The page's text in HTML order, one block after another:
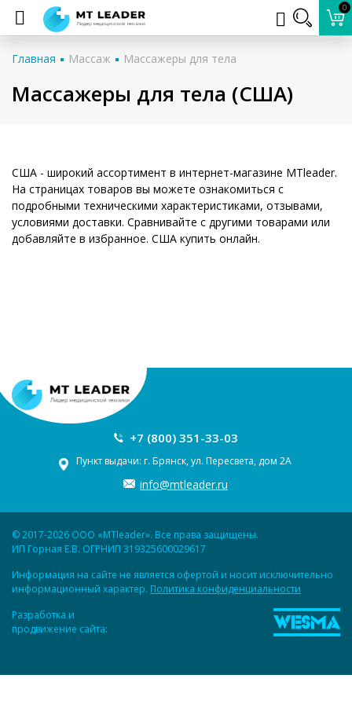
0
Главная Массаж Массажеры для тела
Массажеры для тела (США)
США - широкий ассортимент в интернет-магазине MTleader.
На страницах товаров вы можете ознакомиться с
подробными техническими характеристиками, отзывами,
условиями доставки. Сравнивайте с другими товарами или
добавляйте в избранное. США купить онлайн.
+7 (800) 351-33-03
Пункт выдачи: г. Брянск, ул. Пересвета, дом 2А
info@mtleader.ru
© 2017-2026 ООО «MTleader». Все права защищены.
ИП Горная Е.В. ОГРНИП 319325600029617
Информация на сайте не является офертой и носит исключительно
информационный характер. Политика конфиденциальности
Разработка и
продвижение сайта: